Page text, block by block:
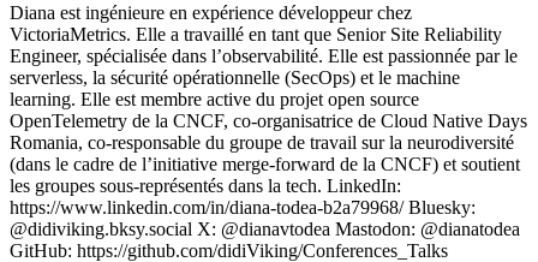
Diana est ingénieure en expérience développeur chez
VictoriaMetrics. Elle a travaillé en tant que Senior Site Reliability
Engineer, spécialisée dans l’observabilité. Elle est passionnée par le
serverless, la sécurité opérationnelle (SecOps) et le machine
learning. Elle est membre active du projet open source
OpenTelemetry de la CNCF, co-organisatrice de Cloud Native Days
Romania, co-responsable du groupe de travail sur la neurodiversité
(dans le cadre de l’initiative merge-forward de la CNCF) et soutient
les groupes sous-représentés dans la tech. LinkedIn:
https://www.linkedin.com/in/diana-todea-b2a79968/ Bluesky:
@didiviking.bksy.social X: @dianavtodea Mastodon: @dianatodea
GitHub: https://github.com/didiViking/Conferences_Talks